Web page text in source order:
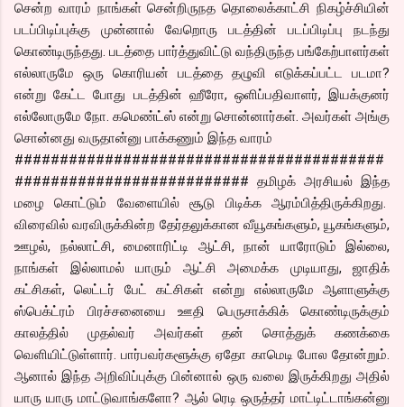
சென்ற வாரம் நாங்கள் சென்றிருநத தொலைக்காட்சி நிகழ்ச்சியின்
படப்பிடிப்புக்கு முன்னால் வேறொரு படத்தின் படப்பிடிப்பு நடந்து
கொண்டிருந்தது. படத்தை பார்த்துவிட்டு வந்திருந்த பங்கேற்பாளர்கள்
எல்லாருமே ஒரு கொரியன் படத்தை தழுவி எடுக்கப்பட்ட படமா?
என்று கேட்ட போது படத்தின் ஹீரோ, ஒளிப்பதிவாளர், இயக்குனர்
எல்லோருமே நோ. கமெண்ட்ஸ் என்று சொன்னார்கள். அவர்கள் அங்கு
சொன்னது வருதான்னு பாக்கணும் இந்த வாரம்
#########################################
########################## தமிழக் அரசியல் இந்த
மழை கொட்டும் வேளையில் சூடு பிடிக்க ஆரம்பித்திருக்கிறது.
விரைவில் வரவிருக்கின்ற தேர்தலுக்கான வீயூகங்களும், யூகங்களும்,
ஊழல், நல்லாட்சி, மைனாரிட்டி ஆட்சி, நான் யாரோடும் இல்லை,
நாங்கள் இல்லாமல் யாரும் ஆட்சி அமைக்க முடியாது, ஜாதிக்
கட்சிகள், லெட்டர் பேட் கட்சிகள் என்று எல்லாருமே ஆளாளுக்கு
ஸ்பெக்ட்ரம் பிரச்சனையை ஊதி பெருசாக்கிக் கொண்டிருக்கும்
காலத்தில் முதல்வர் அவர்கள் தன் சொத்துக் கணக்கை
வெளியிட்டுள்ளார். பார்பவர்களூக்கு ஏதோ காமெடி போல தோன்றும்.
ஆனால் இந்த அறிவிப்புக்கு பின்னால் ஒரு வலை இருக்கிறது அதில்
யாரு யாரு மாட்டுவாங்களோ? ஆல் ரெடி ஒருத்தர் மாட்டிட்டாங்கன்னு